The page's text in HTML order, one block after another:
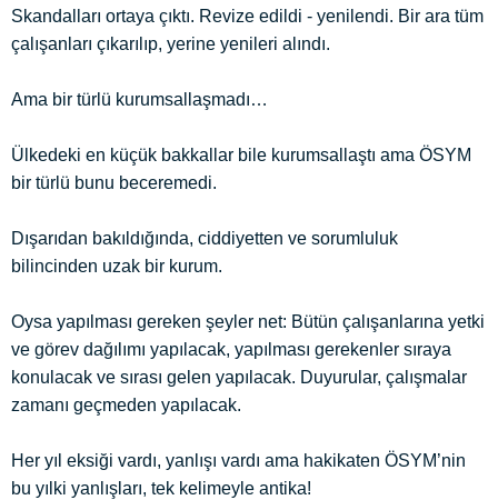
Skandalları ortaya çıktı. Revize edildi - yenilendi. Bir ara tüm
çalışanları çıkarılıp, yerine yenileri alındı.
Ama bir türlü kurumsallaşmadı…
Ülkedeki en küçük bakkallar bile kurumsallaştı ama ÖSYM
bir türlü bunu beceremedi.
Dışarıdan bakıldığında, ciddiyetten ve sorumluluk
bilincinden uzak bir kurum.
Oysa yapılması gereken şeyler net: Bütün çalışanlarına yetki
ve görev dağılımı yapılacak, yapılması gerekenler sıraya
konulacak ve sırası gelen yapılacak. Duyurular, çalışmalar
zamanı geçmeden yapılacak.
Her yıl eksiği vardı, yanlışı vardı ama hakikaten ÖSYM’nin
bu yılki yanlışları, tek kelimeyle antika!